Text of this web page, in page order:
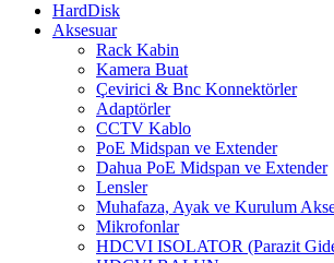
HardDisk
Aksesuar
Rack Kabin
Kamera Buat
Çevirici & Bnc Konnektörler
Adaptörler
CCTV Kablo
PoE Midspan ve Extender
Dahua PoE Midspan ve Extender
Lensler
Muhafaza, Ayak ve Kurulum
Mikrofonlar
HDCVI ISOLATOR (Parazit